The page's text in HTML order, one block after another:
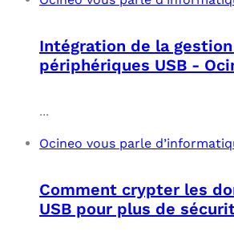
Intégration de la
périphériques USB -
...
Ocineo vous parle
Comment crypter les
USB pour plus de